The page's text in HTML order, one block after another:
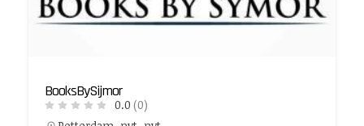
BooksBySijmor
0.0 (0)